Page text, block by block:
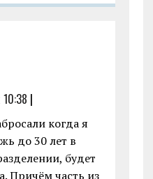
|
когда я
до 30 лет в
будет
Причём часть из